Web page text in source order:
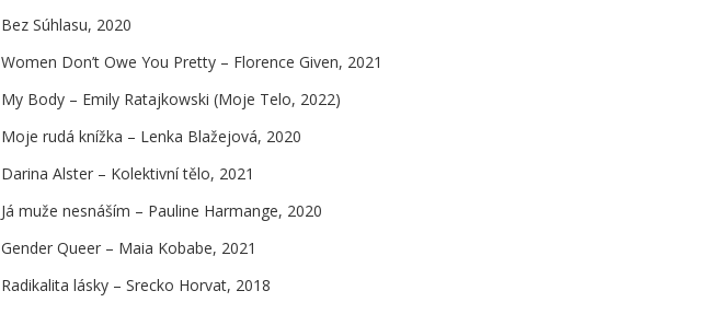
Bez Súhlasu, 2020
Women Don’t Owe You Pretty – Florence Given, 2021
My Body – Emily Ratajkowski (Moje Telo, 2022)
Moje rudá knížka – Lenka Blažejová, 2020
Darina Alster – Kolektivní tělo, 2021
Já muže nesnáším – Pauline Harmange, 2020
Gender Queer – Maia Kobabe, 2021
Radikalita lásky – Srecko Horvat, 2018